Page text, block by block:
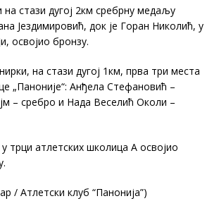
на стази дугој 2км сребрну медаљу
Јездимировић, док је Горан Николић, у
освојио бронзу.
на стази дугој 1км, прва три места
„Паноније“: Анђела Стефановић –
– сребро и Нада Веселић Околи –
трци атлетских школица А освојио
/ Атлетски клуб “Панонија”)